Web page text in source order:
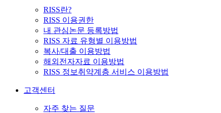
RISS란?
RISS 이용권한
내 관심논문 등록방법
RISS 자료 유형별 이용방법
복사/대출 이용방법
해외전자자료 이용방법
RISS 정보취약계층 서비스 이용방법
고객센터
자주 찾는 질문